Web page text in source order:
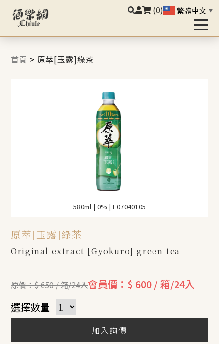
(0) 繁體中文 ▼
首頁 > 原萃[玉露]綠茶
580ml | 0% | L07040105
原萃[玉露]綠茶
Original extract [Gyokuro] green tea
原價：$ 650 / 箱/24入會員價：$ 600 / 箱/24入
選擇數量
加入詢價